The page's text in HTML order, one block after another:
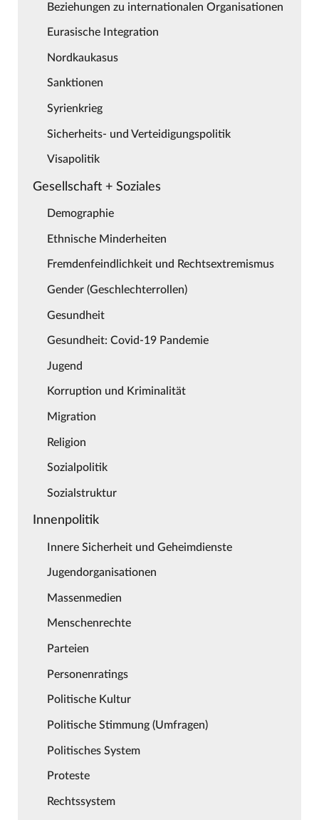
Beziehungen zu internationalen Organisationen
Eurasische Integration
Nordkaukasus
Sanktionen
Syrienkrieg
Sicherheits- und Verteidigungspolitik
Visapolitik
Gesellschaft + Soziales
Demographie
Ethnische Minderheiten
Fremdenfeindlichkeit und Rechtsextremismus
Gender (Geschlechterrollen)
Gesundheit
Gesundheit: Covid-19 Pandemie
Jugend
Korruption und Kriminalität
Migration
Religion
Sozialpolitik
Sozialstruktur
Innenpolitik
Innere Sicherheit und Geheimdienste
Jugendorganisationen
Massenmedien
Menschenrechte
Parteien
Personenratings
Politische Kultur
Politische Stimmung (Umfragen)
Politisches System
Proteste
Rechtssystem